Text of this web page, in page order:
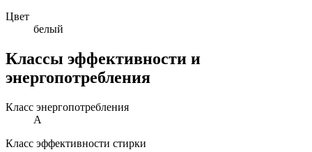
Цвет
белый
Классы эффективности и
энергопотребления
Класс энергопотребления
A
Класс эффективности стирки